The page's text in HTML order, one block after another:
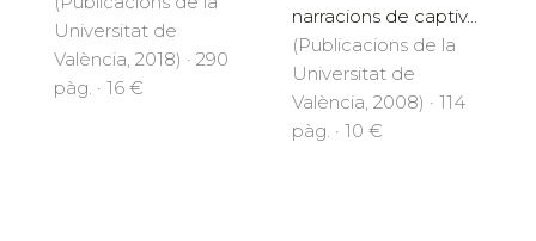
Universitat de
València, 2018) · 290
pàg. · 16 €
narracions de captiv...
(Publicacions de la
Universitat de
València, 2008) · 114
pàg. · 10 €